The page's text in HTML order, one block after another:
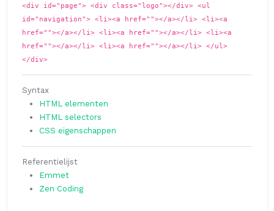
<div id="page"> <div class="logo"></div> <ul
id="navigation"> <li><a href=""></a></li> <li><a
href=""></a></li> <li><a href=""></a></li> <li><a
href=""></a></li> <li><a href=""></a></li> </ul>
</div>
Syntax
HTML elementen
HTML selectors
CSS eigenschappen
Referentielijst
Emmet
Zen Coding